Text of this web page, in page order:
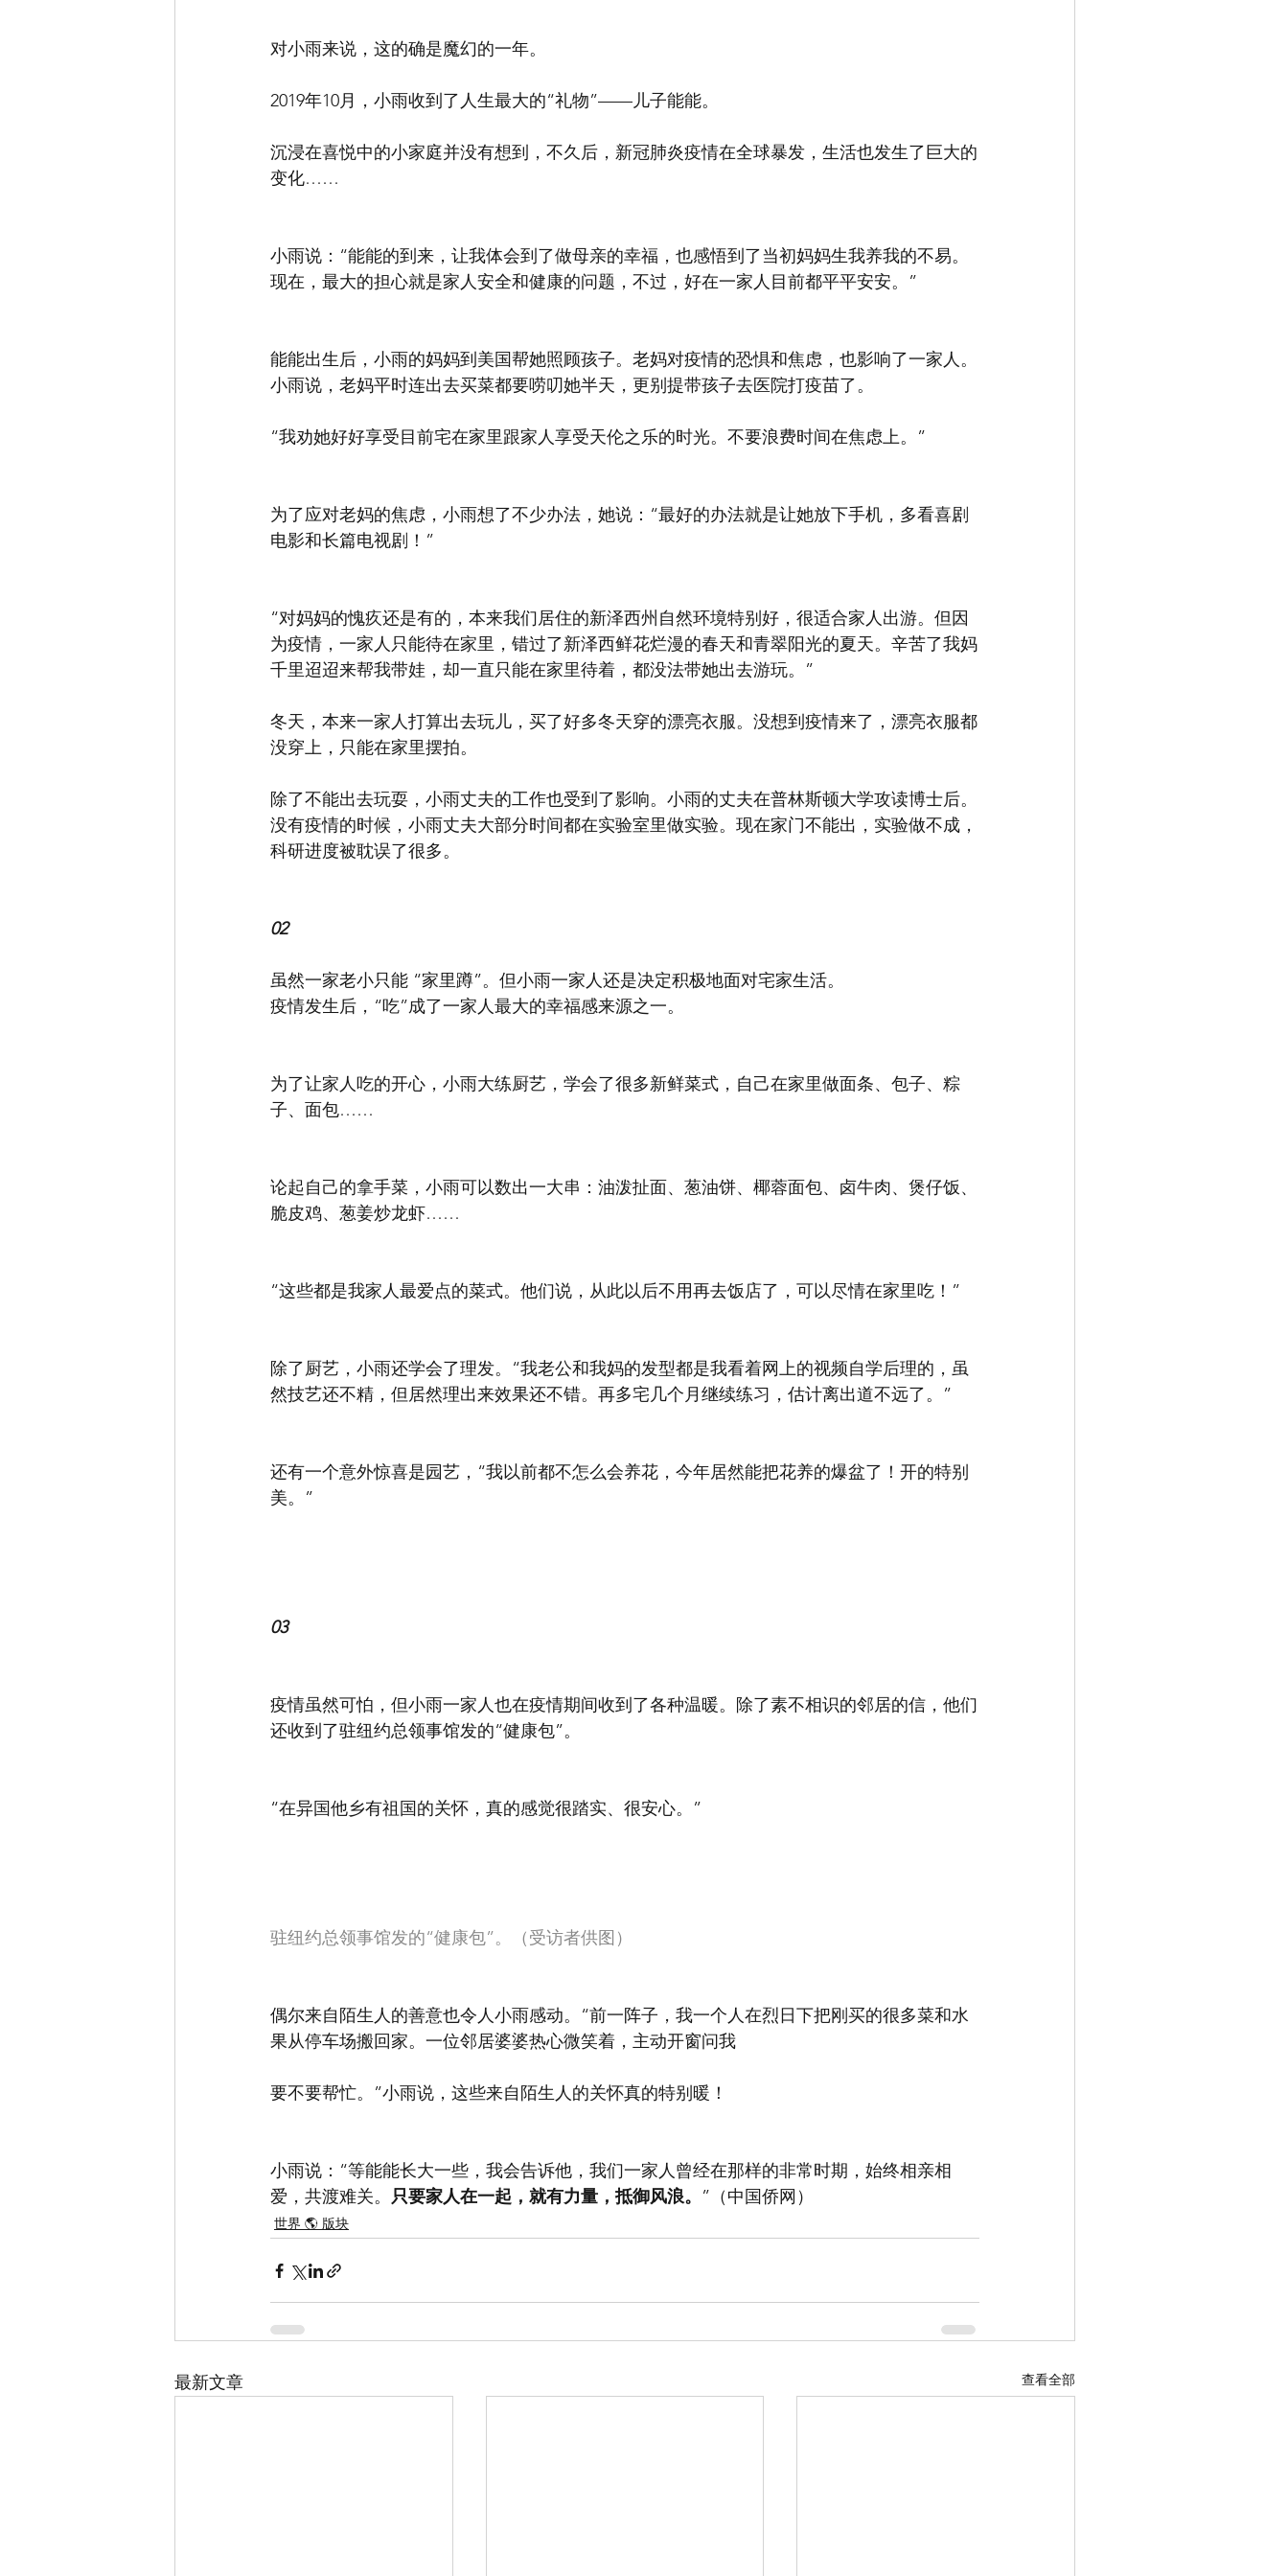
对小雨来说，这的确是魔幻的一年。
2019年10月，小雨收到了人生最大的“礼物”——儿子能能。
沉浸在喜悦中的小家庭并没有想到，不久后，新冠肺炎疫情在全球暴发，生活也发生了巨大的
变化……
小雨说：“能能的到来，让我体会到了做母亲的幸福，也感悟到了当初妈妈生我养我的不易。
现在，最大的担心就是家人安全和健康的问题，不过，好在一家人目前都平平安安。”
能能出生后，小雨的妈妈到美国帮她照顾孩子。老妈对疫情的恐惧和焦虑，也影响了一家人。
小雨说，老妈平时连出去买菜都要唠叨她半天，更别提带孩子去医院打疫苗了。
“我劝她好好享受目前宅在家里跟家人享受天伦之乐的时光。不要浪费时间在焦虑上。”
为了应对老妈的焦虑，小雨想了不少办法，她说：“最好的办法就是让她放下手机，多看喜剧
电影和长篇电视剧！”
“对妈妈的愧疚还是有的，本来我们居住的新泽西州自然环境特别好，很适合家人出游。但因
为疫情，一家人只能待在家里，错过了新泽西鲜花烂漫的春天和青翠阳光的夏天。辛苦了我妈
千里迢迢来帮我带娃，却一直只能在家里待着，都没法带她出去游玩。”
冬天，本来一家人打算出去玩儿，买了好多冬天穿的漂亮衣服。没想到疫情来了，漂亮衣服都
没穿上，只能在家里摆拍。
除了不能出去玩耍，小雨丈夫的工作也受到了影响。小雨的丈夫在普林斯顿大学攻读博士后。
没有疫情的时候，小雨丈夫大部分时间都在实验室里做实验。现在家门不能出，实验做不成，
科研进度被耽误了很多。
02
虽然一家老小只能 “家里蹲”。但小雨一家人还是决定积极地面对宅家生活。
疫情发生后，“吃”成了一家人最大的幸福感来源之一。
为了让家人吃的开心，小雨大练厨艺，学会了很多新鲜菜式，自己在家里做面条、包子、粽
子、面包……
论起自己的拿手菜，小雨可以数出一大串：油泼扯面、葱油饼、椰蓉面包、卤牛肉、煲仔饭、
脆皮鸡、葱姜炒龙虾……
“这些都是我家人最爱点的菜式。他们说，从此以后不用再去饭店了，可以尽情在家里吃！”
除了厨艺，小雨还学会了理发。“我老公和我妈的发型都是我看着网上的视频自学后理的，虽
然技艺还不精，但居然理出来效果还不错。再多宅几个月继续练习，估计离出道不远了。”
还有一个意外惊喜是园艺，“我以前都不怎么会养花，今年居然能把花养的爆盆了！开的特别
美。”
03
疫情虽然可怕，但小雨一家人也在疫情期间收到了各种温暖。除了素不相识的邻居的信，他们
还收到了驻纽约总领事馆发的“健康包”。
“在异国他乡有祖国的关怀，真的感觉很踏实、很安心。”
驻纽约总领事馆发的“健康包”。（受访者供图）
偶尔来自陌生人的善意也令人小雨感动。“前一阵子，我一个人在烈日下把刚买的很多菜和水
果从停车场搬回家。一位邻居婆婆热心微笑着，主动开窗问我
要不要帮忙。”小雨说，这些来自陌生人的关怀真的特别暖！
小雨说：“等能能长大一些，我会告诉他，我们一家人曾经在那样的非常时期，始终相亲相
爱，共渡难关。 只要家人在一起，就有力量，抵御风浪。 ”（中国侨网）
世界 🌎 版块
最新文章 查看全部